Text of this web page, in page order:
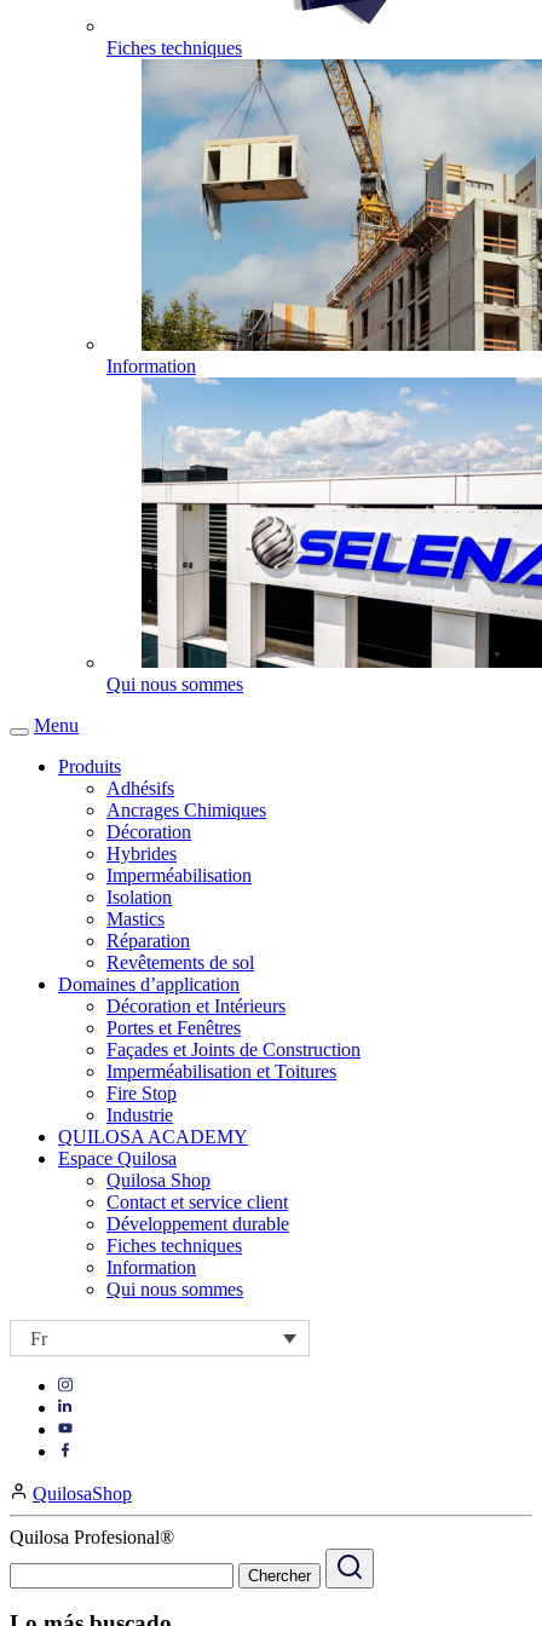
Fiches techniques
Information
Qui nous sommes
Menu
Produits
Adhésifs
Ancrages Chimiques
Décoration
Hybrides
Imperméabilisation
Isolation
Mastics
Réparation
Revêtements de sol
Domaines d’application
Décoration et Intérieurs
Portes et Fenêtres
Façades et Joints de Construction
Imperméabilisation et Toitures
Fire Stop
Industrie
QUILOSA ACADEMY
Espace Quilosa
Quilosa Shop
Contact et service client
Développement durable
Fiches techniques
Information
Qui nous sommes
Fr
Visit
https://www.instagram.com/quilosa_selena/
Visit
our
Visit
page
https://www.facebook.com/QuilosaSelenaIberia/
page
QuilosaShop
Quilosa Profesional®